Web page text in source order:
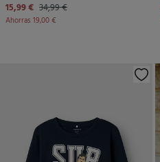
15,99 € 34,99 €
Ahorras 19,00 €